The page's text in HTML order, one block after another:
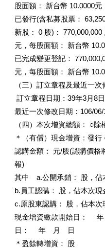
股面額： 新台幣 10.0000元
已發行(含私募股票：
新股： 0 股)：
元，每股面額： 新台幣
已完成變更登記：
元，每股面額： 新台幣
（三）訂立章程及最近一次
訂立章程日期：39年3月8日
最近一次修改日期：106/06/
（四）本次增資總額： ○
＊（有償）現金增資：發
認購金額： 元/股(認購價格
報)
其中 a.公開承銷： 股，佔
b.員工認購： 股，佔本次
c.原股東認購： 股，佔本
現金增資繳款開始日：
日： 年 月 日
＊盈餘轉增資： 股